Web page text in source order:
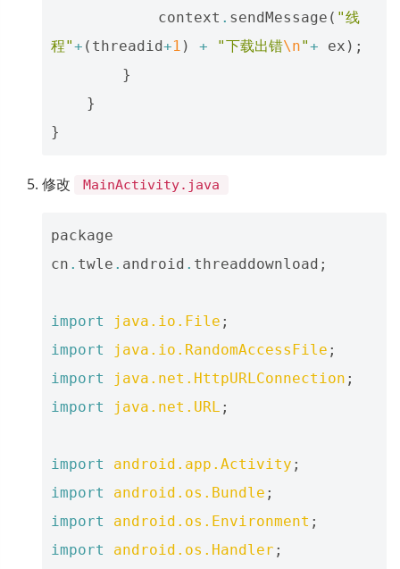
context . sendMessage ( "线
程"+ ( threadid+1 ) + "下载出错\n"+ ex );
}
}
}
修改 MainActivity.java
package
cn . twle . android . threaddownload ;
import java.io.File ;
import
java.io.RandomAccessFile ;
import
java.net.HttpURLConnection ;
import
java.net.URL ;
import android.app.Activity ;
import
android.os.Bundle ;
import
android.os.Environment ;
import
android.os.Handler ;